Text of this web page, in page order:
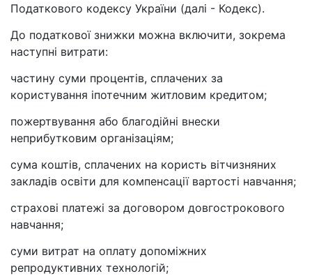
Податкового кодексу України (далі - Кодекс).
До податкової знижки можна включити, зокрема
наступні витрати:
частину суми процентів, сплачених за
користування іпотечним житловим кредитом;
пожертвування або благодійні внески
неприбутковим організаціям;
сума коштів, сплачених на користь вітчизняних
закладів освіти для компенсації вартості навчання;
страхові платежі за договором довгострокового
навчання;
суми витрат на оплату допоміжних
репродуктивних технологій;